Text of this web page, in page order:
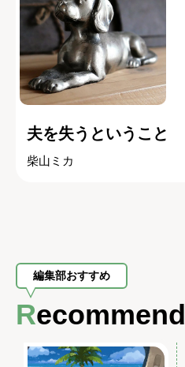
夫を失うということ
柴山ミカ
編集部おすすめ
Recommend